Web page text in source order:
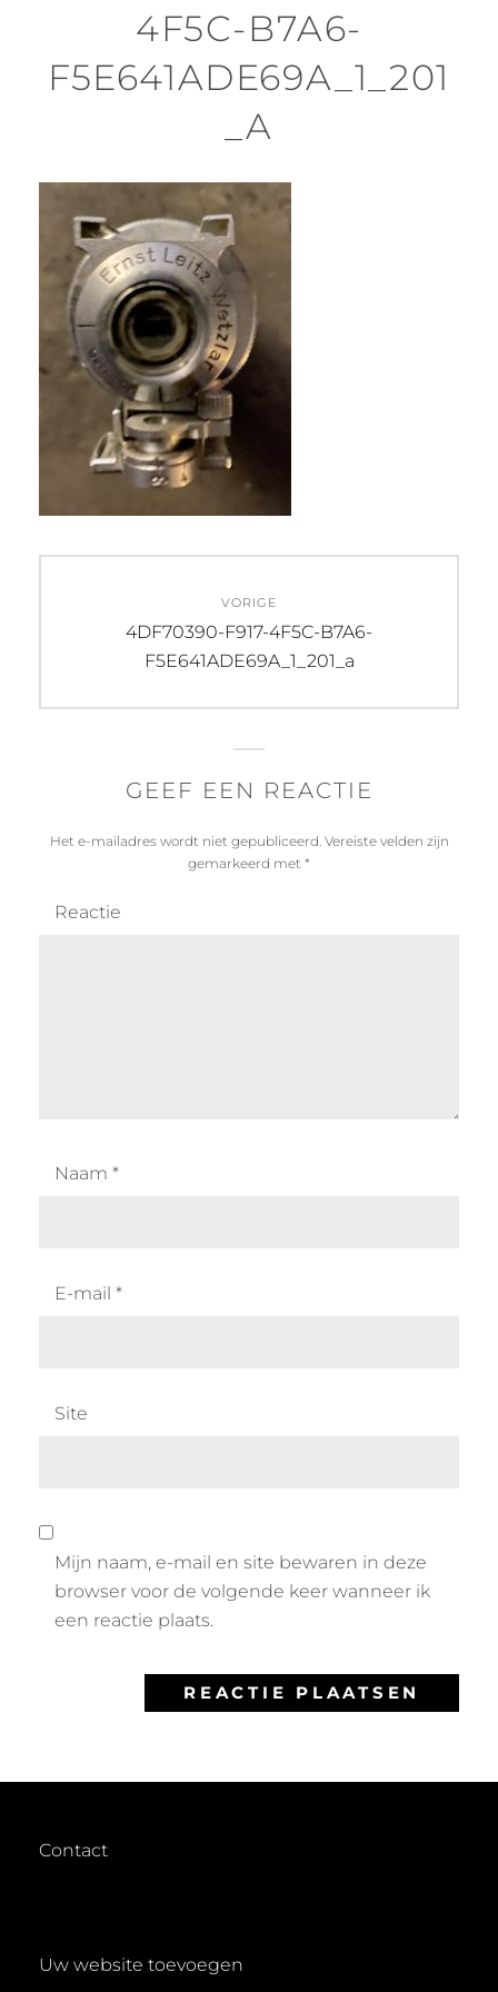
4F5C-B7A6-
F5E641ADE69A_1_201
_A
navigatie
VORIGE
Vorig
bericht:
4DF70390-F917-4F5C-B7A6-
F5E641ADE69A_1_201_a
GEEF EEN REACTIE
Het e-mailadres wordt niet gepubliceerd.Vereiste velden zijn
gemarkeerd met *
Reactie
Naam *
E-mail *
Site
Mijn naam, e-mail en site bewaren in deze
browser voor de volgende keer wanneer ik
een reactie plaats.
Contact
Uw website toevoegen